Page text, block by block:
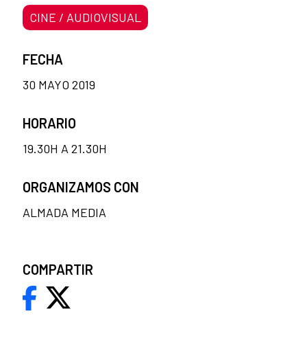
CINE / AUDIOVISUAL
FECHA
30 MAYO 2019
HORARIO
19.30H A 21.30H
ORGANIZAMOS CON
ALMADA MEDIA
COMPARTIR